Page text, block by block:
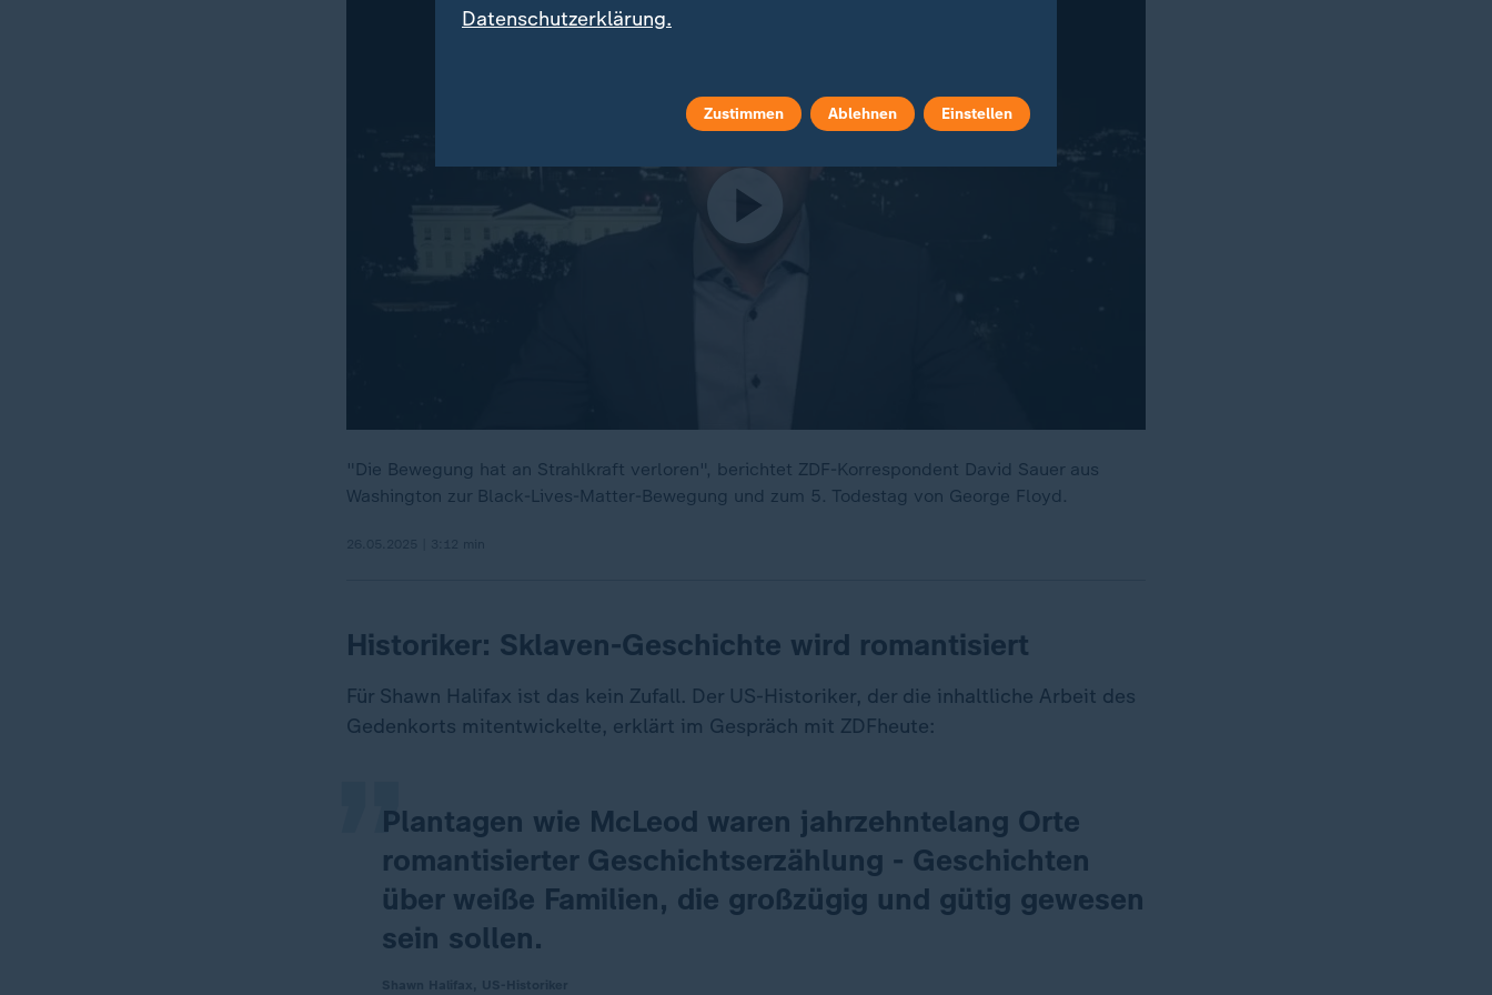
"Die Bewegung hat an Strahlkraft verloren", berichtet ZDF-Korrespondent David Sauer aus
Washington zur Black-Lives-Matter-Bewegung und zum 5. Todestag von George Floyd.
Historiker: Sklaven-Geschichte wird romantisiert
Für Shawn Halifax ist das kein Zufall. Der US-Historiker, der die inhaltliche Arbeit des
Gedenkorts mitentwickelte, erklärt im Gespräch mit ZDFheute:
Plantagen wie McLeod waren jahrzehntelang Orte
romantisierter Geschichtserzählung - Geschichten
über weiße Familien, die großzügig und gütig gewesen
sein sollen.
„
Datenschutzerklärung.
Zustimmen Ablehnen Einstellen